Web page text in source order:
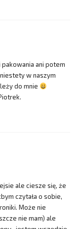
pakowania ani potem
w naszym
do mnie
ale ciesze się, że
czytała o sobie,
Może nie
nie mam) ale